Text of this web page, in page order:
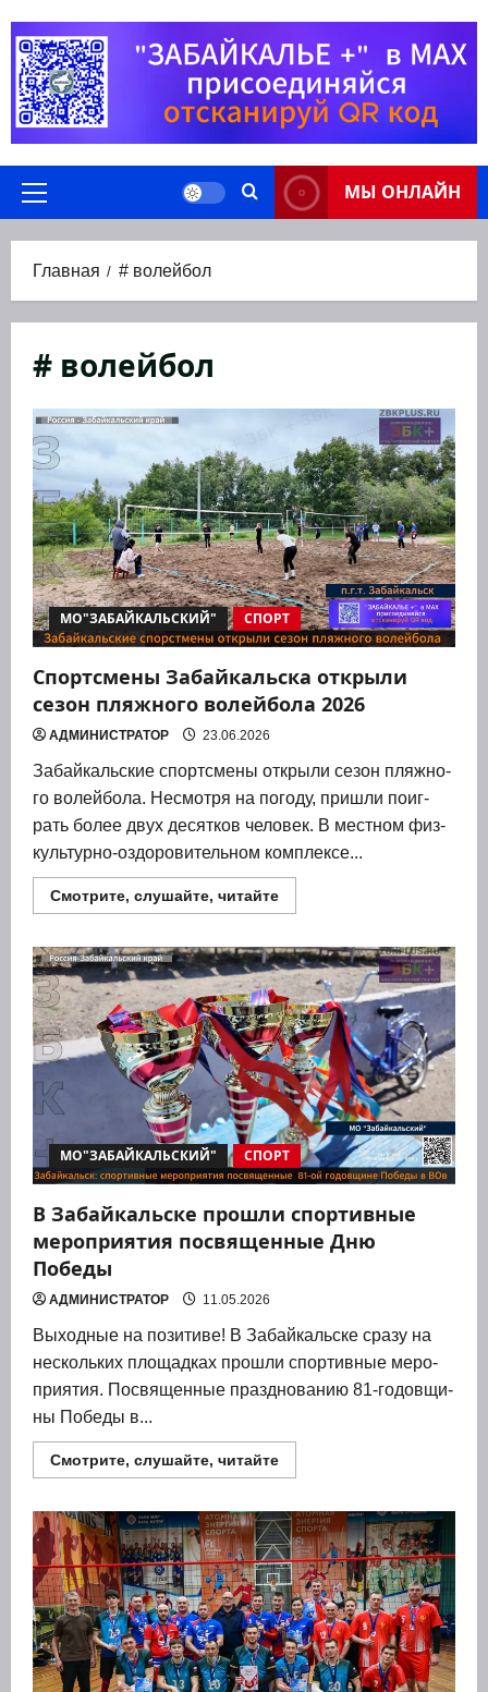
содержимому
Основное
МЫ ОНЛАЙН
Главная # волейбол
# волейбол
МО"ЗАБАЙКАЛЬСКИЙ" СПОРТ
Спортсмены Забайкальска открыли
сезон пляжного волейбола 2026
АДМИНИСТРАТОР 23.06.2026
Забай­каль­ские спортс­ме­ны откры­ли сезон пляж­но­
го волей­бо­ла. Несмот­ря на пого­ду, при­шли поиг­
рать более двух десят­ков чело­век. В мест­ном физ­
куль­тур­но-оздо­ро­ви­тель­ном ком­плек­се...
Смотрите, слушайте, читайтеПрочитать
больше
Забайкальска
открыли
сезон
пляжного
волейбола
2026
МО"ЗАБАЙКАЛЬСКИЙ" СПОРТ
В Забайкальске прошли спортивные
мероприятия посвященные Дню
Победы
АДМИНИСТРАТОР 11.05.2026
Выход­ные на пози­ти­ве! В Забай­каль­ске сра­зу на
несколь­ких пло­щад­ках про­шли спор­тив­ные меро­
при­я­тия. Посвя­щен­ные празд­но­ва­нию 81-годов­щи­
ны Побе­ды в...
Смотрите, слушайте, читайтеПрочитать
больше
Забайкальске
прошли
спортивные
мероприятия
посвященные
Дню
Победы